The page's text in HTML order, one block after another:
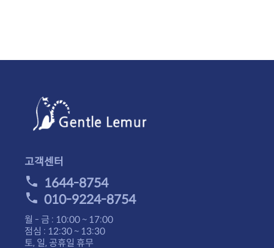
고객센터
1644-8754
010-9224-8754
월 - 금 : 10:00 ~ 17:00
점심 : 12:30 ~ 13:30
토, 일, 공휴일 휴무